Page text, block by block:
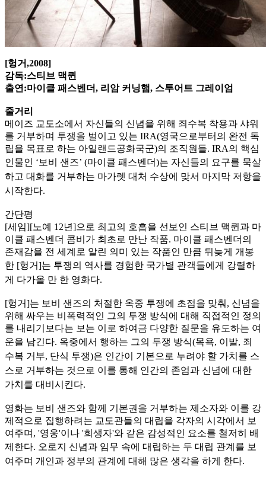
[헝거,2008]
감독:스티브 맥퀸
출연:마이클 패스벤더, 리암 커닝햄, 스투어트 그레이엄
줄거리
메이즈 교도소에서 자신들의 신념을 위해 죄수복 착용과 샤워
를 거부하며 투쟁을 벌이고 있는 IRA(영국으로부터의 완전 독
립을 목표로 하는 아일랜드공화국군)의 조직원들. IRA의 핵심
인물인 ‘보비 샌즈’ (마이클 패스벤더)는 자신들의 요구를 묵살
하고 대화를 거부하는 마가렛 대처 수상에 맞서 마지막 저항을
시작한다.
간단평
[세임][노예 12년]으로 최고의 호흡을 선보인 스티브 맥퀸과 마
이클 패스벤더 콤비가 최초로 만난 작품. 마이클 패스벤더의
존재감을 전 세계로 알린 의미 있는 작품인 만큼 뒤늦게 개봉
한 [헝거]는 투쟁의 역사를 경험한 국가별 관객들에게 강렬하
게 다가올 만 한 영화다.
[헝거]는 보비 샌즈의 처절한 옥중 투쟁에 초점을 맞춰, 신념을
위해 싸우는 비폭력적인 그의 투쟁 방식에 대해 직접적인 정의
를 내리기보다는 보는 이로 하여금 다양한 질문을 유도하는 여
운을 남긴다. 옥중에서 행하는 그의 투쟁 방식(목욕, 이발, 죄
수복 거부, 단식 투쟁)은 인간이 기본으로 누려야 할 가치를 스
스로 거부하는 것으로 이를 통해 인간의 존엄과 신념에 대한
가치를 대비시킨다.
영화는 보비 샌즈와 함께 기본권을 거부하는 제소자와 이를 강
제적으로 집행하려는 교도관들의 대립을 각자의 시각에서 보
여주며, '영웅'이나 '희생자'와 같은 감성적인 요소를 철저히 배
제한다. 오로지 신념과 임무 속에 대립하는 두 대립 관계를 보
여주며 개인과 정부의 관계에 대해 많은 생각을 하게 한다.